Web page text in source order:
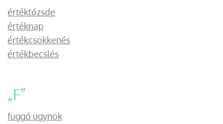
értéktőzsde
értéknap
értékcsökkenés
értékbecslés
„F”
függő ügynök